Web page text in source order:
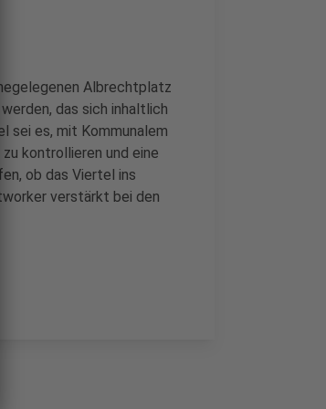
Albrechtplatz
das sich inhaltlich
sei es, mit Kommunalem
kontrollieren und eine
ob das Viertel ins
verstärkt bei den